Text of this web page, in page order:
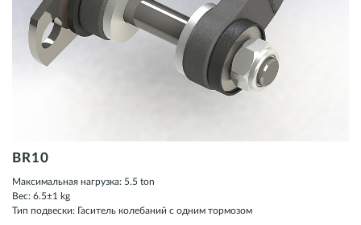
BR10
Максимальная нагрузка: 5.5 ton
Вес: 6.5±1 kg
Тип подвески: Гаситель колебаний с одним тормозом